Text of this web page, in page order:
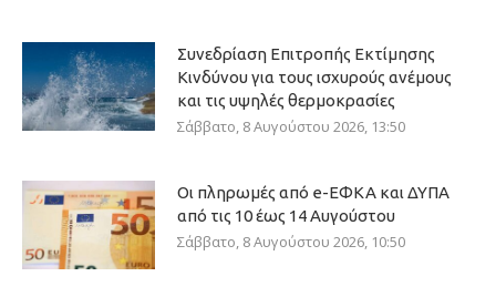
Συνεδρίαση Επιτροπής Εκτίμησης
Κινδύνου για τους ισχυρούς ανέμους
και τις υψηλές θερμοκρασίες
Σάββατο, 8 Αυγούστου 2026, 13:50
Οι πληρωμές από e-ΕΦΚΑ και ΔΥΠΑ
από τις 10 έως 14 Αυγούστου
Σάββατο, 8 Αυγούστου 2026, 10:50